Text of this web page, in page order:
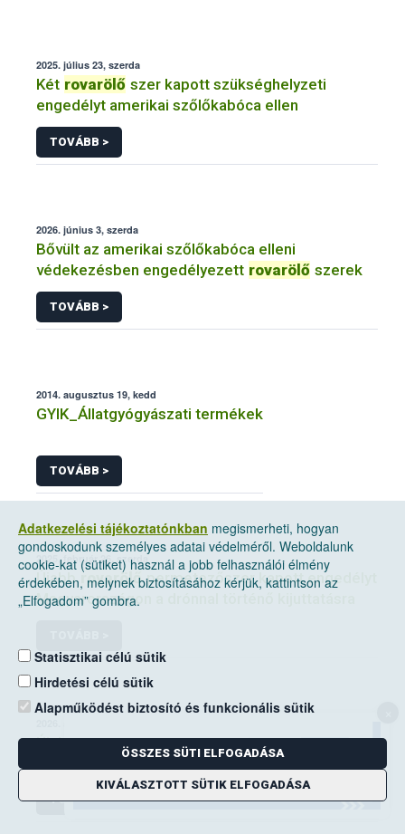
2025. július 23, szerda
Két rovarölő szer kapott szükséghelyzeti
engedélyt amerikai szőlőkabóca ellen
TOVÁBB >
2026. június 3, szerda
Bővült az amerikai szőlőkabóca elleni
védekezésben engedélyezett rovarölő szerek
TOVÁBB >
2014. augusztus 19, kedd
GYIK_Állatgyógyászati termékek
TOVÁBB >
2025. február 26, szerda
Újabb rovarölőpermetezőszer kapott engedélyt
Magyarországon a drónnal történő kijuttatásra
Újabbrovarölőszerek kaptak engedélyt az
amerikai szőlőkabóca elleni védekezésben
TOVÁBB >
Adatkezelési tájékoztatónkban megismerheti, hogyan
gondoskodunk személyes adatai védelméről. Weboldalunk
cookie-kat (sütiket) használ a jobb felhasználói élmény
érdekében, melynek biztosításához kérjük, kattintson az
„Elfogadom” gombra.
Statisztikai célú sütik
Hirdetési célú sütik
Alapműködést biztosító és funkcionális sütik
ÖSSZES SÜTI ELFOGADÁSA
KIVÁLASZTOTT SÜTIK ELFOGADÁSA